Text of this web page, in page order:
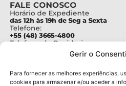
Gerir o
Para fornecer as melhores experiências,
cookies para armazenar e/ou aceder a
FALE CONOSCO
Horário de Expediente
das 12h às 19h de Seg a Sexta
Telefone:
+55 (48) 3665-4800
Telefone da Ouvidoria
Para assuntos relacionados à
pesquisa@fapesc.sc.gov.br